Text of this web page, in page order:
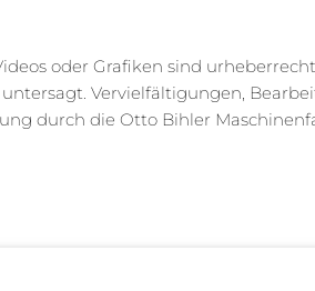
oder Grafiken sind
Vervielfältigungen,
durch die Otto Bihler